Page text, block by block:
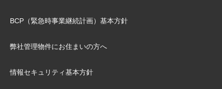
BCP（緊急時事業継続計画）基本⽅針
弊社管理物件にお住まいの⽅へ
情報セキュリティ基本方針